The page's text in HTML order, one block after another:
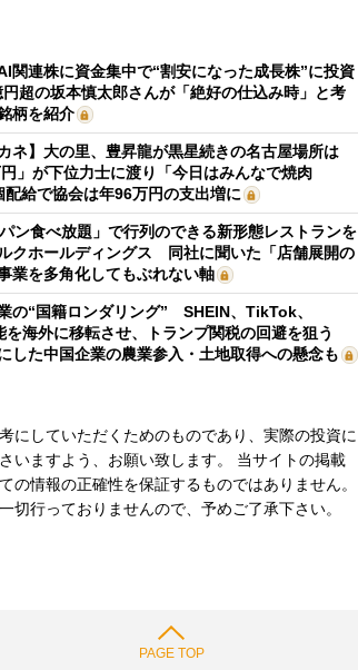
関連株に資金集中で“割安になった成長株”に投資
超の坂本慎太郎さんが「絶好の仕込み時」と考
柄を紹介
ネ】大の里、豊昇龍が黒星続きの名古屋場所は
円」が下位力士に渡り「今日はみんなで焼肉
給で協会は年96万円の支出増に
パン食べ放題」で行列のできる新形態レストランを
クホールディングス 同社に聞いた「店舗展開の
業を多角化してもぶれない軸
の“国籍ロンダリング” SHEIN、TikTok、
海外に移転させ、トランプ関税の回避を狙う
した中国企業の農業参入・土地取得への懸念も
にしていただくためのものであり、実際の投資に
いますよう、お願い致します。 当サイトの掲載
情報の正確性を保証するものではありません。
行っておりませんので、予めご了承下さい。
PAGE TOP